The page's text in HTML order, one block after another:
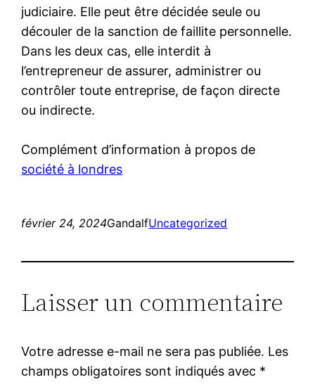
judiciaire. Elle peut être décidée seule ou
découler de la sanction de faillite personnelle.
Dans les deux cas, elle interdit à
l’entrepreneur de assurer, administrer ou
contrôler toute entreprise, de façon directe
ou indirecte.
Complément d’information à propos de
société à londres
février 24, 2024GandalfUncategorized
Laisser un commentaire
Votre adresse e-mail ne sera pas publiée. Les
champs obligatoires sont indiqués avec *